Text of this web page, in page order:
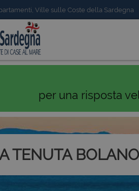
Ville sulle Coste della Sardegna
per una risposta
TENUTA BOLANO